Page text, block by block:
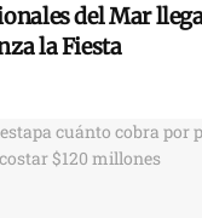
del Mar
la Fiesta